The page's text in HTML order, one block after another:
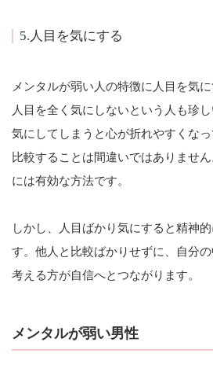
5.人目を気にする
メンタルが弱い人の特徴に人目を気
人目を全く気にしないという人も珍
気にしてしまうと心が折れやすくな
比較することは間違いではありませ
には有効な方法です。
しかし、人目ばかり気にすると精神
す。他人と比較ばかりせずに、自分
考える方が自信へとつながります。
メンタルが弱い男性